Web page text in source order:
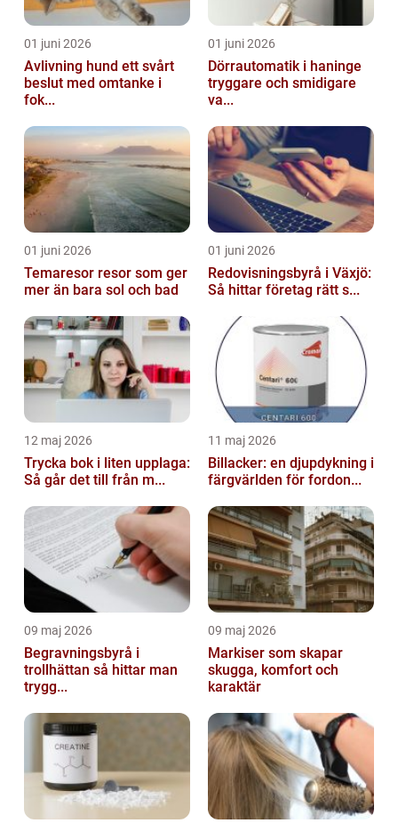
01 juni 2026
Avlivning hund ett svårt
beslut med omtanke i
fok...
01 juni 2026
Dörrautomatik i haninge
tryggare och smidigare
va...
01 juni 2026
Temaresor resor som ger
mer än bara sol och bad
01 juni 2026
Redovisningsbyrå i Växjö:
Så hittar företag rätt s...
12 maj 2026
Trycka bok i liten upplaga:
Så går det till från m...
11 maj 2026
Billacker: en djupdykning i
färgvärlden för fordon...
09 maj 2026
Begravningsbyrå i
trollhättan så hittar man
trygg...
09 maj 2026
Markiser som skapar
skugga, komfort och
karaktär